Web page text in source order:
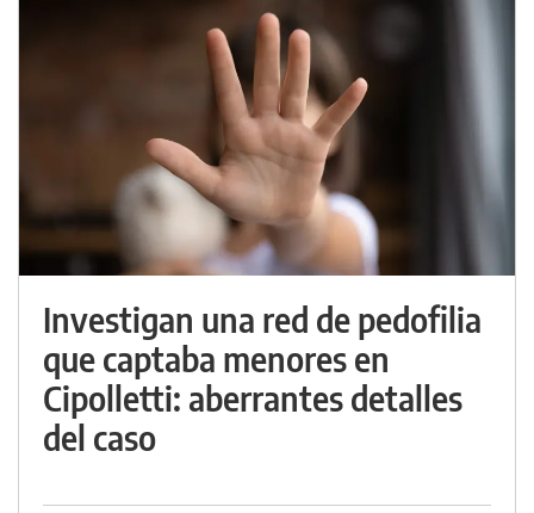
Investigan una red de pedofilia
que captaba menores en
Cipolletti: aberrantes detalles
del caso